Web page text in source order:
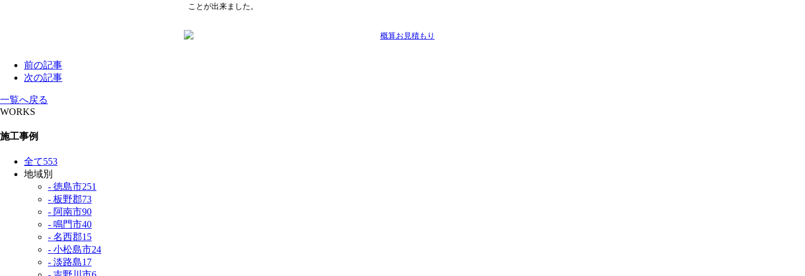
ことが出来ました。
前の記事
次の記事
一覧へ戻る
WORKS
施工事例
全て553
地域別
- 徳島市251
- 板野郡73
- 阿南市90
- 鳴門市40
- 名西郡15
- 小松島市24
- 淡路島17